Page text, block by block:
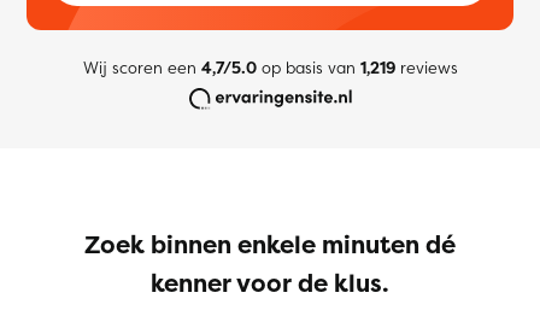
Wij scoren een 4,7/5.0op basis van 1,219reviews
Zoek binnen enkele minuten dé
kenner voor de klus.